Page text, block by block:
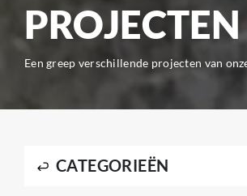
PROJECTEN
Een greep verschillende projecten van
CATEGORIEËN